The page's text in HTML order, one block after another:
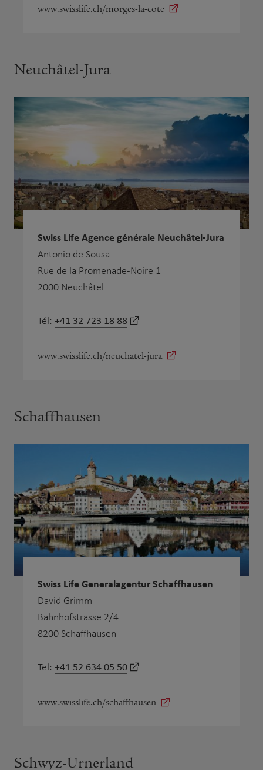
www.swisslife.ch/morges-la-cote
Neuchâtel-Jura
Swiss Life Agence générale Neuchâtel-Jura
Antonio de Sousa
Rue de la Promenade-Noire 1
2000 Neuchâtel
Tél: +41 32 723 18 88
www.swisslife.ch/neuchatel-jura
Schaffhausen
Swiss Life Generalagentur Schaffhausen
David Grimm
Bahnhofstrasse 2/4
8200 Schaffhausen
Tel: +41 52 634 05 50
www.swisslife.ch/schaffhausen
Schwyz-Urnerland